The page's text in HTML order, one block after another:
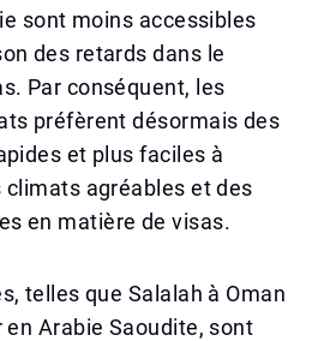
sont moins accessibles
des retards dans le
Par conséquent, les
préfèrent désormais des
et plus faciles à
agréables et des
en matière de visas.
telles que Salalah à Oman
Arabie Saoudite, sont